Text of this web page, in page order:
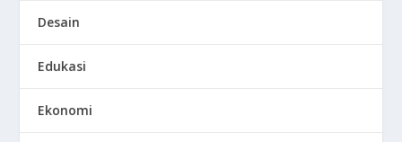
Desain
Edukasi
Ekonomi